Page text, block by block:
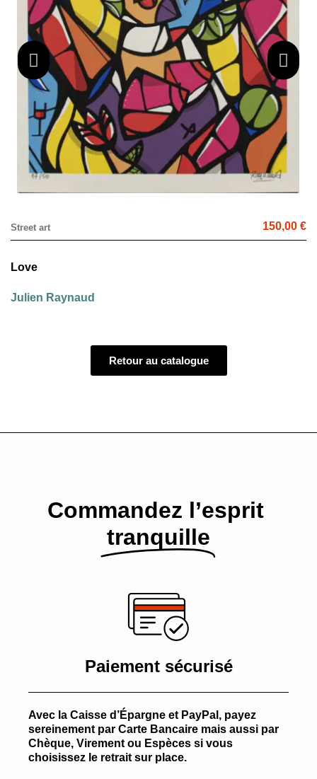
Street art 150,00 €
Love
Julien Raynaud
Retour au catalogue
Commandez l’esprit​
tranquille
Paiement sécurisé
Avec la Caisse d’Épargne et PayPal, payez
sereinement par Carte Bancaire mais aussi par
Chèque, Virement ou Espèces si vous
choisissez le retrait sur place.